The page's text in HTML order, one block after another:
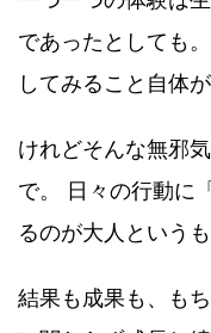
であったとしても
してみること自体
けれどそんな無邪
で。 日々の行動に
るのが大人というも
結果も成果も、も